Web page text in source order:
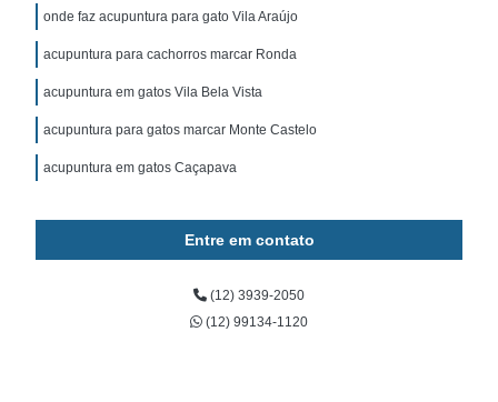
onde faz acupuntura para gato Vila Araújo
acupuntura para cachorros marcar Ronda
acupuntura em gatos Vila Bela Vista
acupuntura para gatos marcar Monte Castelo
acupuntura em gatos Caçapava
Entre em contato
(12) 3939-2050
(12) 99134-1120